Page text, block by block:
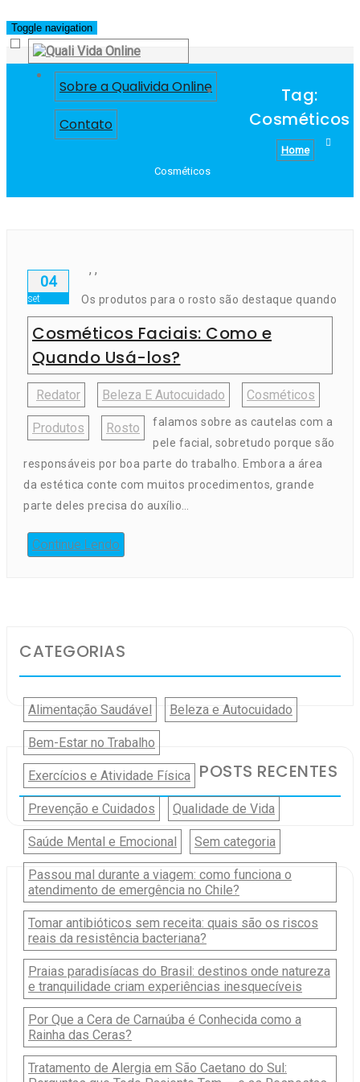
Skip
to
content
Toggle navigation
Sobre a Qualivida Online
Contato
Tag:
Cosméticos
Home
Cosméticos
04
set
Cosméticos Faciais: Como e
Quando Usá-los?
Redator Beleza E Autocuidado Cosméticos
,
Produtos
,
Rosto
Os produtos para o rosto são destaque quando
falamos sobre as cautelas com a
pele facial, sobretudo porque são
responsáveis por boa parte do trabalho. Embora a área
da estética conte com muitos procedimentos, grande
parte deles precisa do auxílio…
Continue Lendo
CATEGORIAS
Alimentação Saudável Beleza e Autocuidado
Bem-Estar no Trabalho
Exercícios e Atividade Física
Prevenção e Cuidados Qualidade de Vida
Saúde Mental e Emocional Sem categoria
POSTS RECENTES
Passou mal durante a viagem: como funciona o
atendimento de emergência no Chile?
Tomar antibióticos sem receita: quais são os riscos
reais da resistência bacteriana?
Praias paradisíacas do Brasil: destinos onde natureza
e tranquilidade criam experiências inesquecíveis
Por Que a Cera de Carnaúba é Conhecida como a
Rainha das Ceras?
Tratamento de Alergia em São Caetano do Sul: